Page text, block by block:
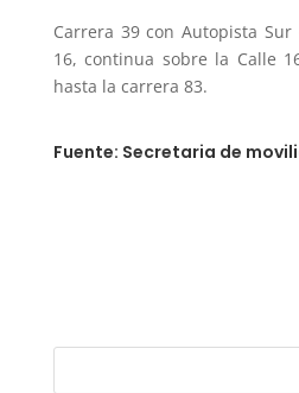
Carrera 39 con Autopista
16, continua sobre la Calle
hasta la carrera 83.
Fuente: Secretaria de